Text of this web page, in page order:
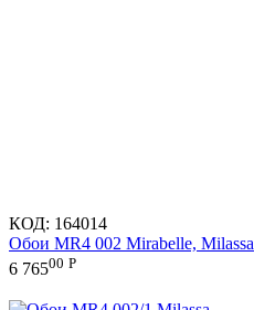
КОД: 164014
Обои MR4 002 Mirabelle, Milassa
6 76500 Р